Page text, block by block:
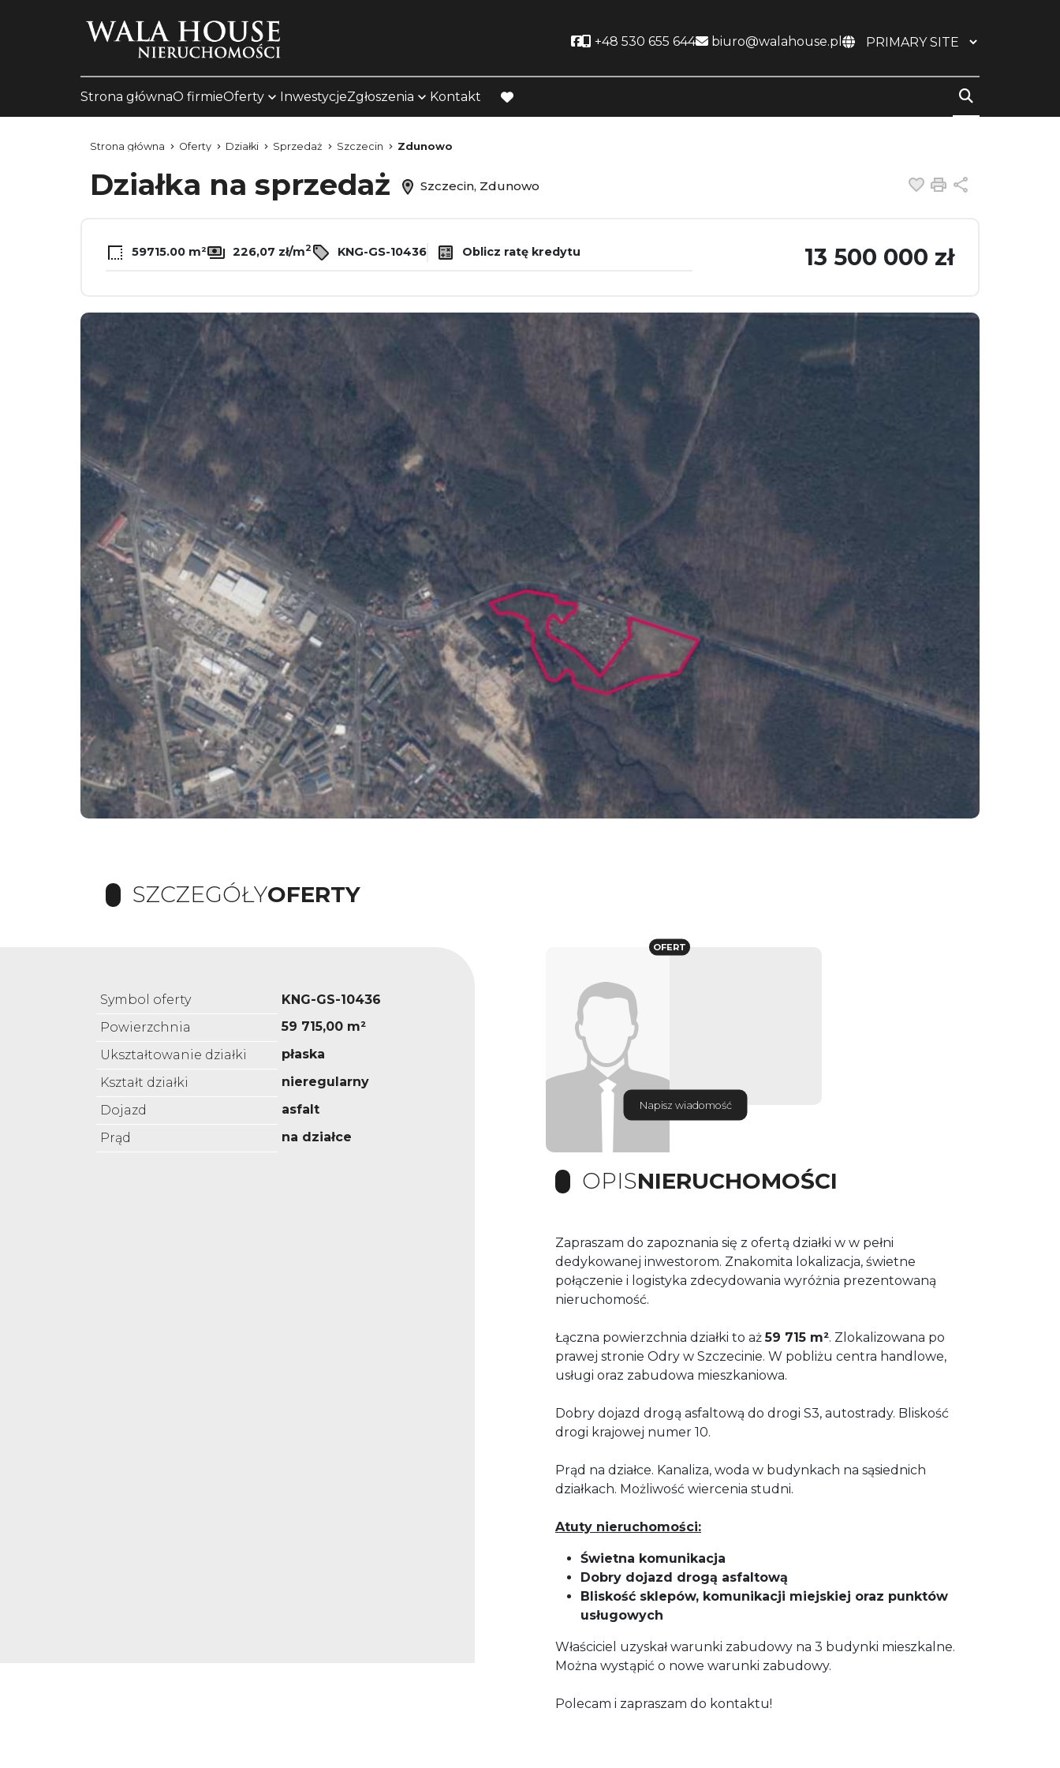
Social link
+48 530 655 644 biuro@walahouse.pl
Strona głównaO firmieOferty InwestycjeZgłoszenia Kontakt
favorite
Strona główna Oferty Działki Sprzedaż Szczecin Zdunowo
Działka na sprzedaż Szczecin, Zdunowo Dodaj do
Drukuj
59715.00 m² 226,07 zł/m2 KNG-GS-10436 Oblicz ratę kredytu 13 500 000 zł
SZCZEGÓŁYOFERTY
Symbol oferty
KNG-GS-10436
Powierzchnia
59 715,00 m²
Ukształtowanie działki
płaska
Kształt działki
nieregularny
Dojazd
asfalt
Prąd
na działce
Napisz wiadomość
OFERT
OPISNIERUCHOMOŚCI
Zapraszam do zapoznania się z ofertą działki w w pełni
dedykowanej inwestorom. Znakomita lokalizacja, świetne
połączenie i logistyka zdecydowania wyróżnia prezentowaną
nieruchomość.
Łączna powierzchnia działki to aż59 715 m². Zlokalizowana po
prawej stronie Odry w Szczecinie. W pobliżu centra handlowe,
usługi oraz zabudowa mieszkaniowa.
Dobry dojazd drogą asfaltową do drogi S3, autostrady. Bliskość
drogi krajowej numer 10.
Prąd na działce. Kanaliza, woda w budynkach na sąsiednich
działkach. Możliwość wiercenia studni.
Atuty nieruchomości:
Świetna komunikacja
Dobry dojazd drogą asfaltową
Bliskość sklepów, komunikacji miejskiej oraz punktów
usługowych
Właściciel uzyskał warunki zabudowy na 3 budynki mieszkalne.
Można wystąpić o nowe warunki zabudowy.
Polecam i zapraszam do kontaktu!